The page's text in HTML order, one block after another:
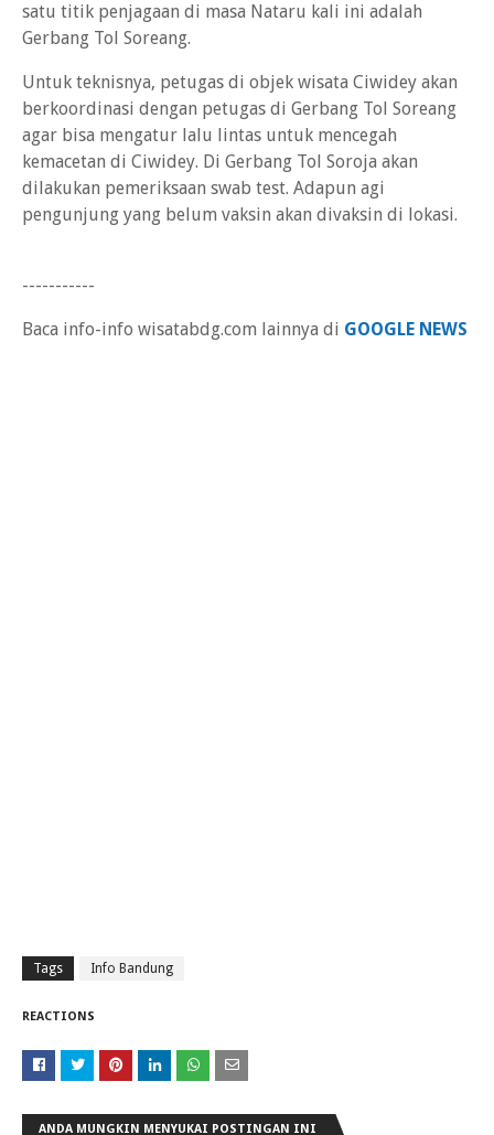
satu titik penjagaan di masa Nataru kali ini adalah
Gerbang Tol Soreang.
Untuk teknisnya, petugas di objek wisata Ciwidey akan
berkoordinasi dengan petugas di Gerbang Tol Soreang
agar bisa mengatur lalu lintas untuk mencegah
kemacetan di Ciwidey. Di Gerbang Tol Soroja akan
dilakukan pemeriksaan swab test. Adapun agi
pengunjung yang belum vaksin akan divaksin di lokasi.
-----------
Baca info-info wisatabdg.com lainnya di GOOGLE NEWS
Tags Info Bandung
REACTIONS
ANDA MUNGKIN MENYUKAI POSTINGAN INI